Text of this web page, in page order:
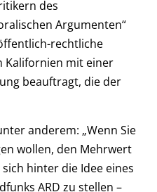
des
Argumenten“
rechtliche
Kalifornien mit einer
beauftragt, die der
anderem: „Wenn Sie
wollen, den Mehrwert
hinter die Idee eines
ARD zu stellen –